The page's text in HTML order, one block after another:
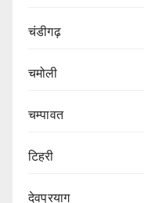
चंडीगढ़
चमोली
चम्पावत
टिहरी
देवप्रयाग